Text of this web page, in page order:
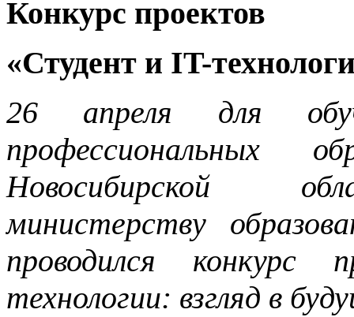
Конкурс проектов
«Студент и IT-
26 апреля для
профессиональных
Новосибирской
министерству
проводился
технологии: взгляд в